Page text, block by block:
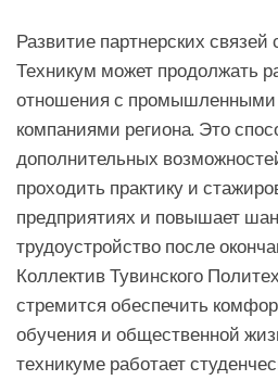
Развитие партнерских
Техникум может продолжать
отношения с промышленными
компаниями региона. Это
дополнительных
проходить практику и
предприятиях и повышает
трудоустройство после
Коллектив Тувинского
стремится обеспечить
обучения и общественной
техникуме работает